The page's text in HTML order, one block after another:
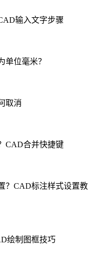
输入文字步骤
单位毫米？
取消
CAD合并快捷键
？CAD标注样式设置教
绘制图框技巧